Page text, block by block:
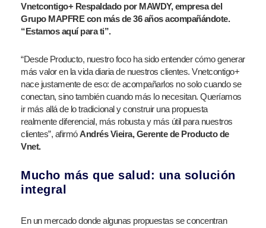
Vnetcontigo+ Respaldado por MAWDY, empresa del
Grupo MAPFRE con más de 36 años acompañándote.
“Estamos aquí para ti”.
“Desde Producto, nuestro foco ha sido entender cómo generar
más valor en la vida diaria de nuestros clientes. Vnetcontigo+
nace justamente de eso: de acompañarlos no solo cuando se
conectan, sino también cuando más lo necesitan. Queríamos
ir más allá de lo tradicional y construir una propuesta
realmente diferencial, más robusta y más útil para nuestros
clientes”, afirmóAndrés Vieira, Gerente de Producto de
Vnet.
Mucho más que salud: una solución
integral
En un mercado donde algunas propuestas se concentran